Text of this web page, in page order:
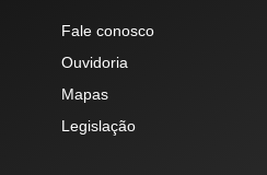
Fale conosco
Ouvidoria
Mapas
Legislação